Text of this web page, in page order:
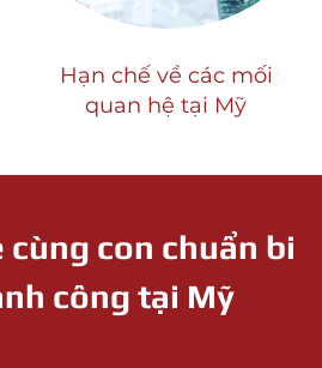
Hạn chế về các mối
quan hệ tại Mỹ
con chuẩn bi
công tại Mỹ